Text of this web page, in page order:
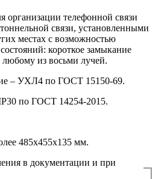
телефонной связи
связи, установленными
местах с возможностью
короткое замыкание
из восьми лучей.
– УХЛ4 по ГОСТ 15150‑69.
по ГОСТ 14254‑2015.
485x455x135 мм.
в документации и при